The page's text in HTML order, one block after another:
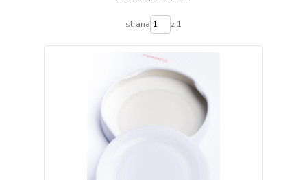
strana z 1